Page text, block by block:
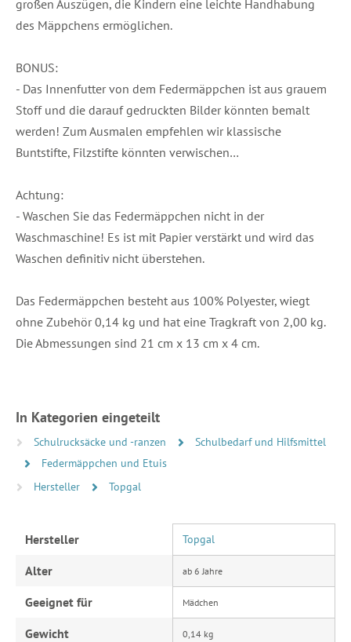
großen Auszügen, die Kindern eine leichte Handhabung
des Mäppchens ermöglichen.
BONUS:
- Das Innenfutter von dem Federmäppchen ist aus grauem
Stoff und die darauf gedruckten Bilder könnten bemalt
werden! Zum Ausmalen empfehlen wir klassische
Buntstifte, Filzstifte könnten verwischen…
Achtung:
- Waschen Sie das Federmäppchen nicht in der
Waschmaschine! Es ist mit Papier verstärkt und wird das
Waschen definitiv nicht überstehen.
Das Federmäppchen besteht aus 100% Polyester, wiegt
ohne Zubehör 0,14 kg und hat eine Tragkraft von 2,00 kg.
Die Abmessungen sind 21 cm x 13 cm x 4 cm.
In Kategorien eingeteilt
Schulrucksäcke und -ranzen
Schulbedarf und Hilfsmittel
Federmäppchen und Etuis
Hersteller
Topgal
Hersteller Topgal
Alter ab 6 Jahre
Geeignet für Mädchen
Gewicht 0,14 kg